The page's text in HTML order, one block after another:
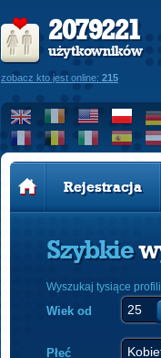
2079221
użytkowników
zobacz kto jest online: 215
Rejestracja
Szybkie
Wyszukaj tysiące
Wiek od
Płeć